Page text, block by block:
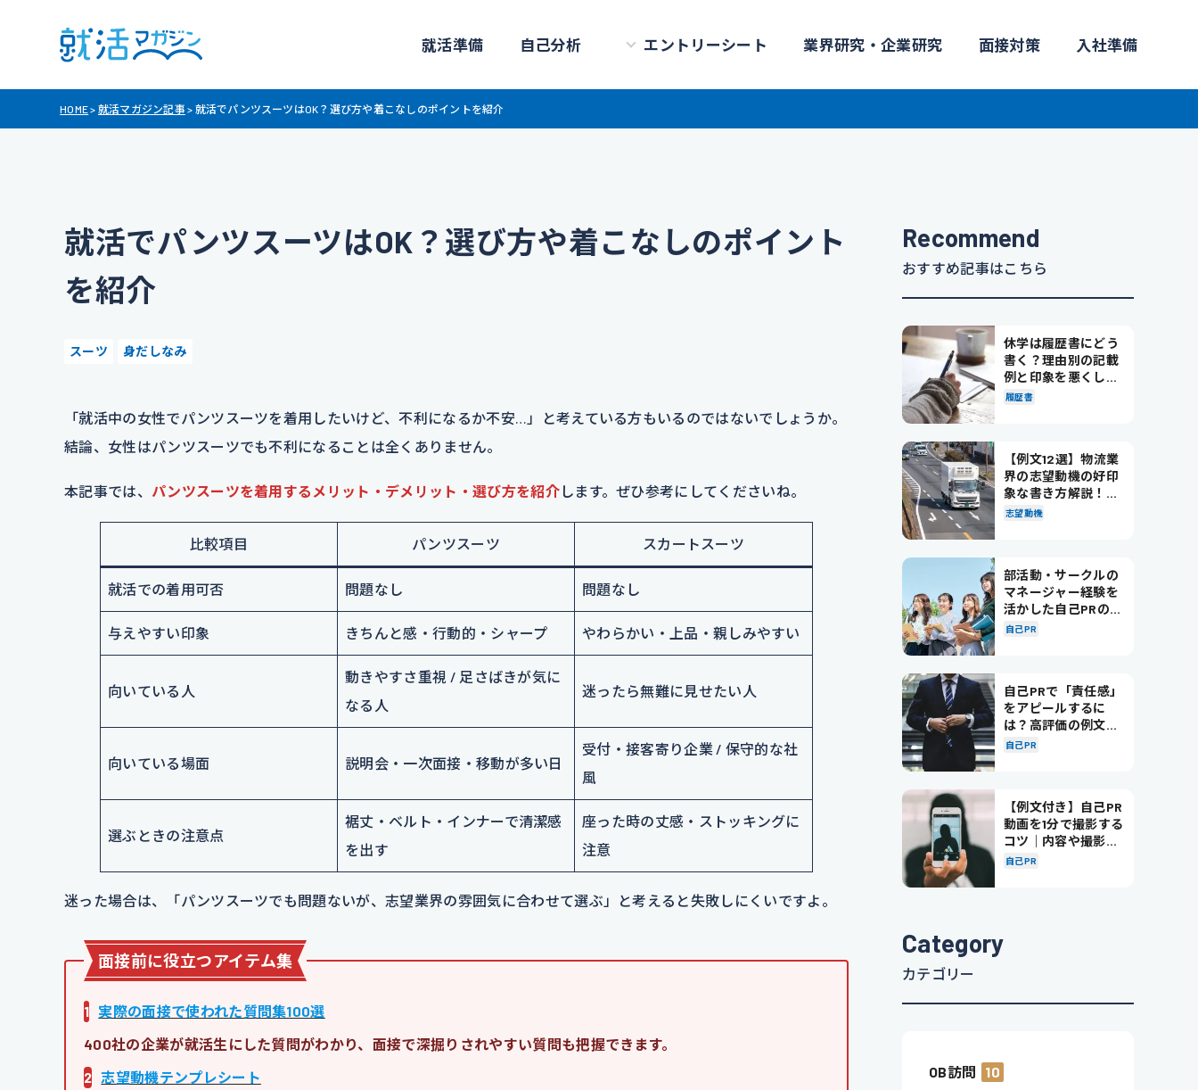
就活準備 自己分析 エントリーシート 業界研究・企業研究 面接対策 入社準備
HOME> 就活マガジン記事 > 就活でパンツスーツはOK？選び方や着こなしのポイントを紹介
就活でパンツスーツはOK？選び方や着こなしのポイント
を紹介
スーツ 身だしなみ
「就活中の女性でパンツスーツを着用したいけど、不利になるか不安…」と考えている方もいるのではないでしょうか。
結論、女性はパンツスーツでも不利になることは全くありません。
本記事では、 パンツスーツを着用するメリット・デメリット・選び方を紹介します。ぜひ参考にしてくださいね。
比較項目 パンツスーツ スカートスーツ
就活での着用可否 問題なし 問題なし
与えやすい印象 きちんと感・行動的・シャープ やわらかい・上品・親しみやすい
向いている人
動きやすさ重視 / 足さばきが気に
なる人
迷ったら無難に見せたい人
向いている場面 説明会・一次面接・移動が多い日
受付・接客寄り企業 / 保守的な社
風
選ぶときの注意点
裾丈・ベルト・インナーで清潔感
を出す
座った時の丈感・ストッキングに
注意
迷った場合は、「パンツスーツでも問題ないが、志望業界の雰囲気に合わせて選ぶ」と考えると失敗しにくいですよ。
面接前に役立つアイテム集
1 実際の面接で使われた質問集100選
400社の企業が就活生にした質問がわかり、面接で深掘りされやすい質問も把握できます。
2 志望動機テンプレシート
Recommend
おすすめ記事はこちら
休学は履歴書にどう
書く？理由別の記載
例と印象を悪くしな
い書き方を解説
履歴書
【例文12選】物流業
界の志望動機の好印
象な書き方解説！パ
ターン別の例文も紹
志望動機
部活動・サークルの
マネージャー経験を
活かした自己PRの書
き方を徹底解説！
自己PR
自己PRで「責任感」
をアピールするに
は？高評価の例文も
紹介！
自己PR
【例文付き】自己PR
動画を1分で撮影する
コツ｜内容や撮影の
ポイントも解説
自己PR
Category
カテゴリー
OB訪問 10